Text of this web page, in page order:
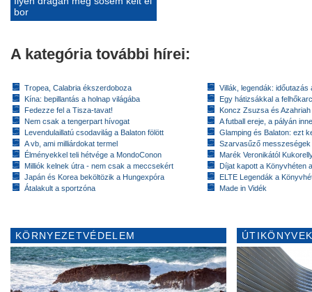
bor
A kategória további hírei:
Tropea, Calabria ékszerdoboza
Kína: bepillantás a holnap világába
Fedezze fel a Tisza-tavat!
Nem csak a tengerpart hívogat
Levendulaillatú csodavilág a Balaton fölött
A vb, ami milliárdokat termel
Élményekkel teli hétvége a MondoConon
Milliók kelnek útra - nem csak a meccsekért
Japán és Korea beköltözik a Hungexpóra
Átalakult a sportzóna
Villák, legendák: időutazás
Egy hátizsákkal a
Koncz Zsuzsa és
A futball ereje, a pályán
Glamping és Balaton: ezt
Szarvasűző messzeségek
Marék Veronikától
Díjat kapott a Könyvhéten
ELTE Legendák a
Made in Vidék
KÖRNYEZETVÉDELEM